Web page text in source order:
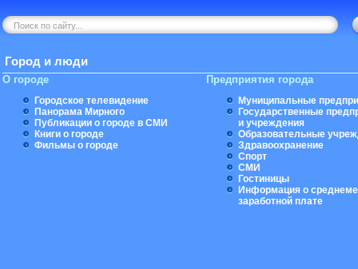
Город и люди
О городе
Городское телевидение
Панорама Мирного
Публикации о городе в СМИ
Книги о городе
Фильмы о городе
Предприятия города
Муниципальные
Государственные
и учреждения
Образовательные
Здравоохранение
Спорт
СМИ
Гостиницы
Информация о
заработной плате